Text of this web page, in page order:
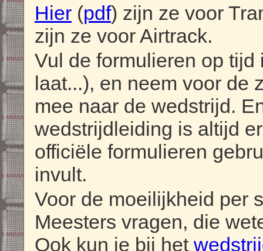
Hier (pdf) zijn ze voor
zijn ze voor Airtrack.
Vul de formulieren op
laat...), en neem voor de
mee naar de wedstrijd.
wedstrijdleiding is altijd
officiële formulieren
invult.
Voor de moeilijkheid per
Meesters vragen, die
Ook kun je bij het